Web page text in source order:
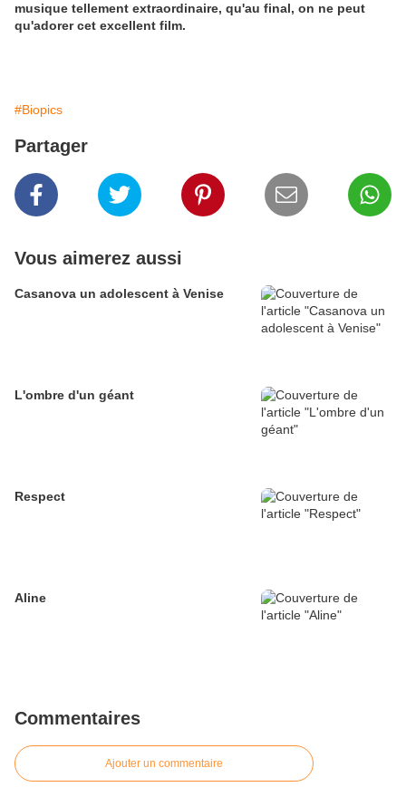
musique tellement extraordinaire, qu'au final, on ne peut
qu'adorer cet excellent film.
#Biopics
Partager
Vous aimerez aussi
Casanova un adolescent à Venise
L'ombre d'un géant
Respect
Aline
Commentaires
Ajouter un commentaire